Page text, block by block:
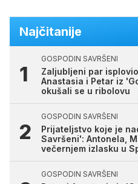
Najčitanije
GOSPODIN SAVRŠENI
Zaljubljeni par
Anastasia i Petar iz
okušali se u ribolovu
GOSPODIN SAVRŠENI
Prijateljstvo koje je
Savršeni': Antonela,
večernjem izlasku u
GOSPODIN SAVRŠENI